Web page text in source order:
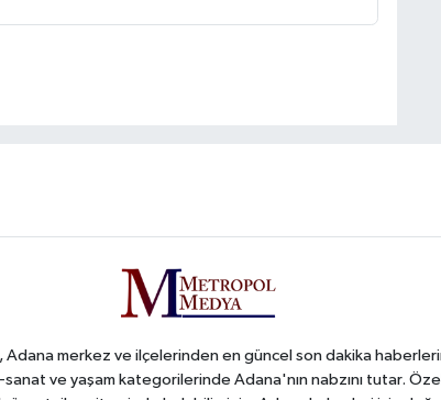
merkez ve ilçelerinden en güncel son dakika
sanat ve yaşam kategorilerinde Adana'nın nabzını tutar.